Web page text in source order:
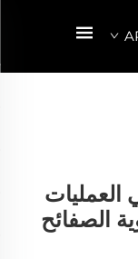
العمليات
الصفائح